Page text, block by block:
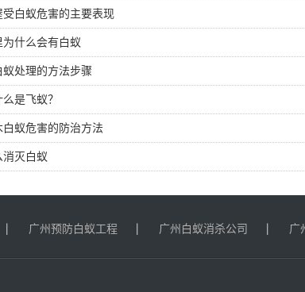
白蚁危害的主要表现
什么会有白蚁
处理的方法步骤
是飞蚁？
蚁危害的防治方法
灭白蚁
广州预防白蚁工程 广州白蚁消杀公司 广